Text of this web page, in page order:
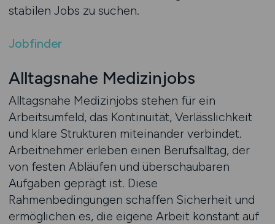
stabilen Jobs zu suchen.
Jobfinder
Alltagsnahe Medizinjobs
Alltagsnahe Medizinjobs stehen für ein
Arbeitsumfeld, das Kontinuität, Verlässlichkeit
und klare Strukturen miteinander verbindet.
Arbeitnehmer erleben einen Berufsalltag, der
von festen Abläufen und überschaubaren
Aufgaben geprägt ist. Diese
Rahmenbedingungen schaffen Sicherheit und
ermöglichen es, die eigene Arbeit konstant auf